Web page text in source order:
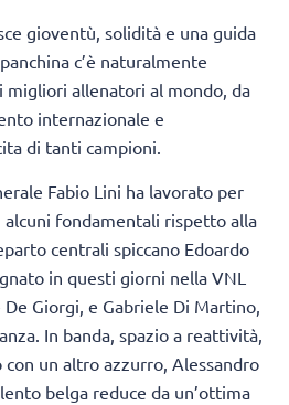
gioventù, solidità e una guida
c’è naturalmente
migliori allenatori al mondo, da
internazionale e
di tanti campioni.
Fabio Lini ha lavorato per
alcuni fondamentali rispetto alla
centrali spiccano Edoardo
in questi giorni nella VNL
Giorgi, e Gabriele Di Martino,
In banda, spazio a reattività,
un altro azzurro, Alessandro
belga reduce da un’ottima